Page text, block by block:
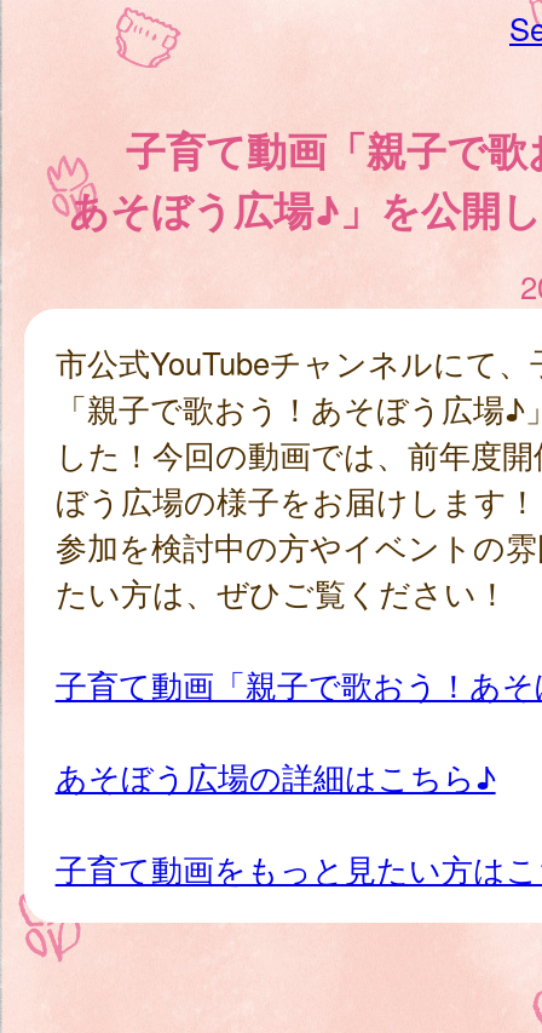
子育て動画「親子で歌
あそぼう広場♪」を公開
市公式YouTubeチャンネルにて、
「親子で歌おう！あそぼう広場♪
した！今回の動画では、前年度
ぼう広場の様子をお届けします！
参加を検討中の方やイベントの
たい方は、ぜひご覧ください！
子育て動画「親子で歌おう！あ
あそぼう広場の詳細はこちら♪
子育て動画をもっと見たい方は